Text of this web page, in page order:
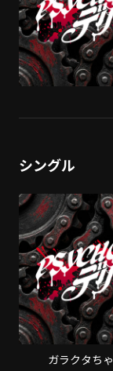
シングル
ガラクタち